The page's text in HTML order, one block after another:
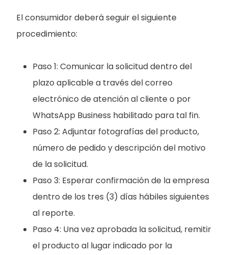
El consumidor deberá seguir el siguiente
procedimiento:
Paso 1: Comunicar la solicitud dentro del
plazo aplicable a través del correo
electrónico de atención al cliente o por
WhatsApp Business habilitado para tal fin.
Paso 2: Adjuntar fotografías del producto,
número de pedido y descripción del motivo
de la solicitud.
Paso 3: Esperar confirmación de la empresa
dentro de los tres (3) días hábiles siguientes
al reporte.
Paso 4: Una vez aprobada la solicitud, remitir
el producto al lugar indicado por la